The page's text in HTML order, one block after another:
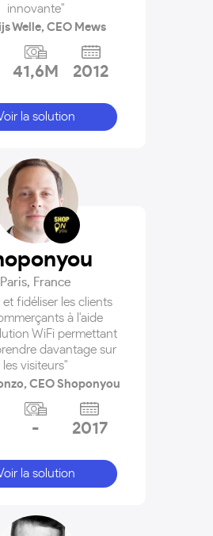
innovante"
Welle, CEO Mews
41,6M 2012
la solution
Paris, France
fidéliser les clients
à l'aide
WiFi permettant
davantage sur
les visiteurs"
CEO Shoponyou
- 2017
la solution